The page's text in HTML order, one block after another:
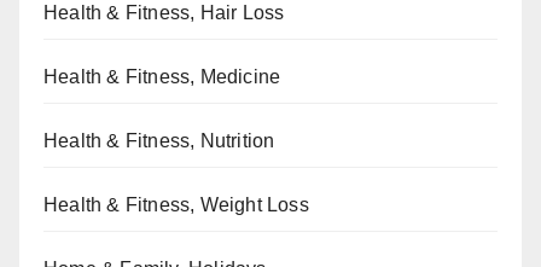
Health & Fitness, Hair Loss
Health & Fitness, Medicine
Health & Fitness, Nutrition
Health & Fitness, Weight Loss